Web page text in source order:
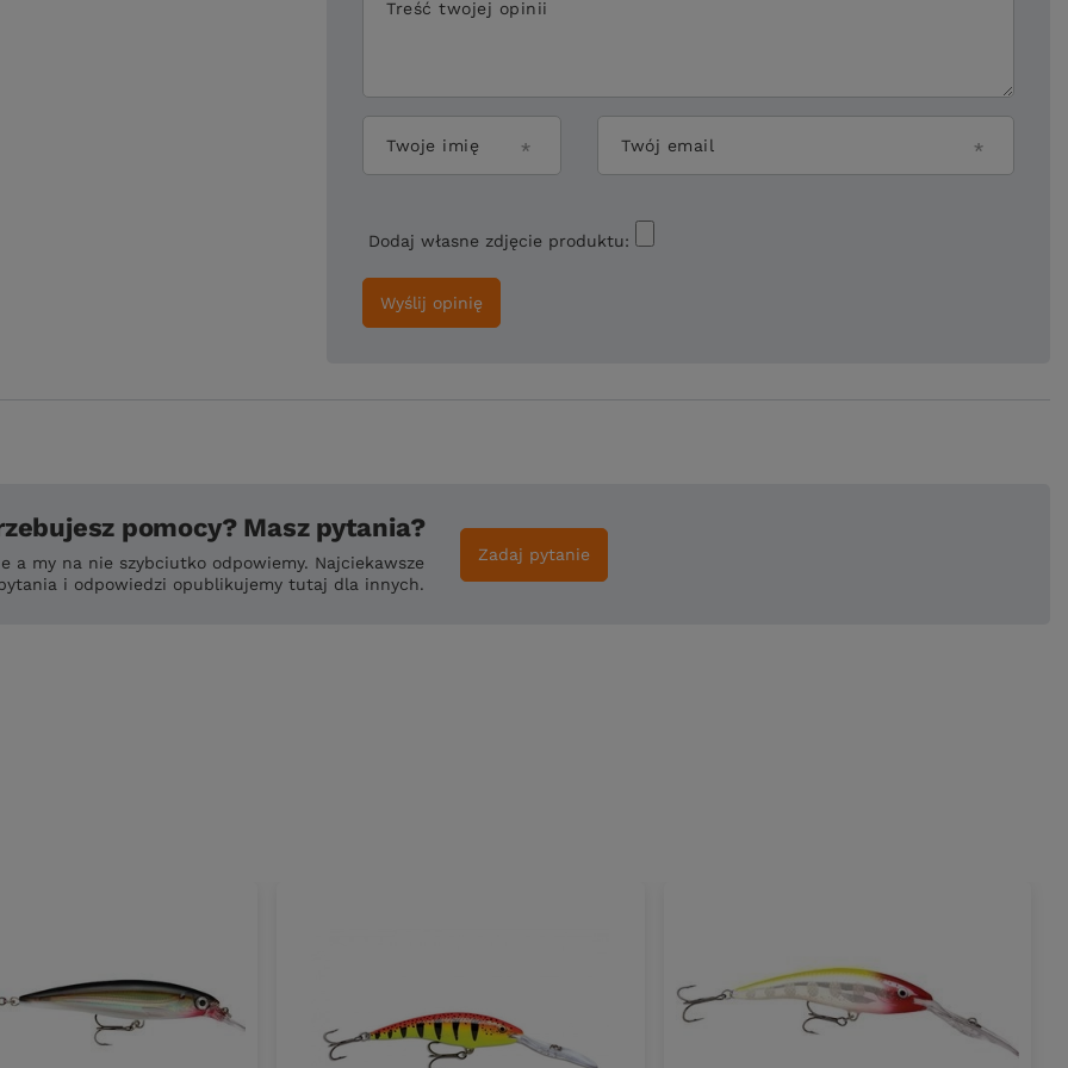
Treść twojej opinii
Twoje imię Twój email
Dodaj własne zdjęcie produktu:
Wyślij opinię
pomocy? Masz pytania?
a my na nie szybciutko odpowiemy. Najciekawsze
i odpowiedzi opublikujemy tutaj dla innych.
Zadaj pytanie